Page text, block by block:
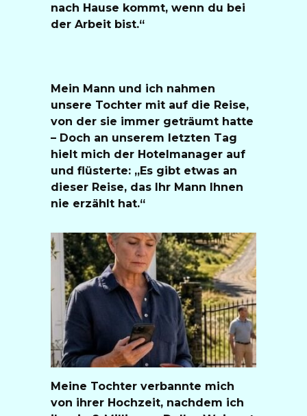
nach Hause kommt, wenn du bei
der Arbeit bist.“
Mein Mann und ich nahmen
unsere Tochter mit auf die Reise,
von der sie immer geträumt hatte
– Doch an unserem letzten Tag
hielt mich der Hotelmanager auf
und flüsterte: „Es gibt etwas an
dieser Reise, das Ihr Mann Ihnen
nie erzählt hat.“
Meine Tochter verbannte mich
von ihrer Hochzeit, nachdem ich